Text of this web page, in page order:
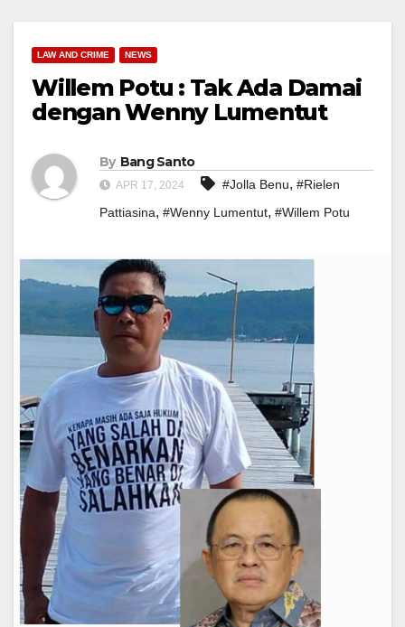
LAW AND CRIME NEWS
Willem Potu : Tak Ada Damai
dengan Wenny Lumentut
By Bang Santo
APR 17, 2024 #Jolla Benu, #Rielen
Pattiasina, #Wenny Lumentut, #Willem Potu